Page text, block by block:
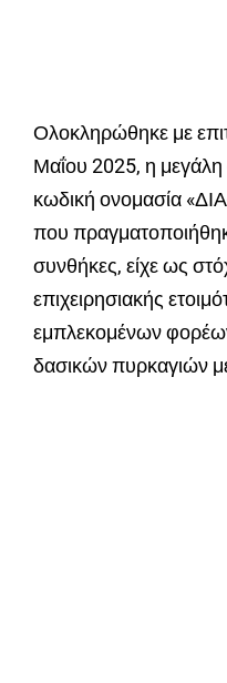
Ολοκληρώθηκε με
Μαΐου 2025, η μεγάλη
κωδική ονομασία
που
συνθήκες, είχε ως
επιχειρησιακής
εμπλεκομένων
δασικών πυρκαγιών